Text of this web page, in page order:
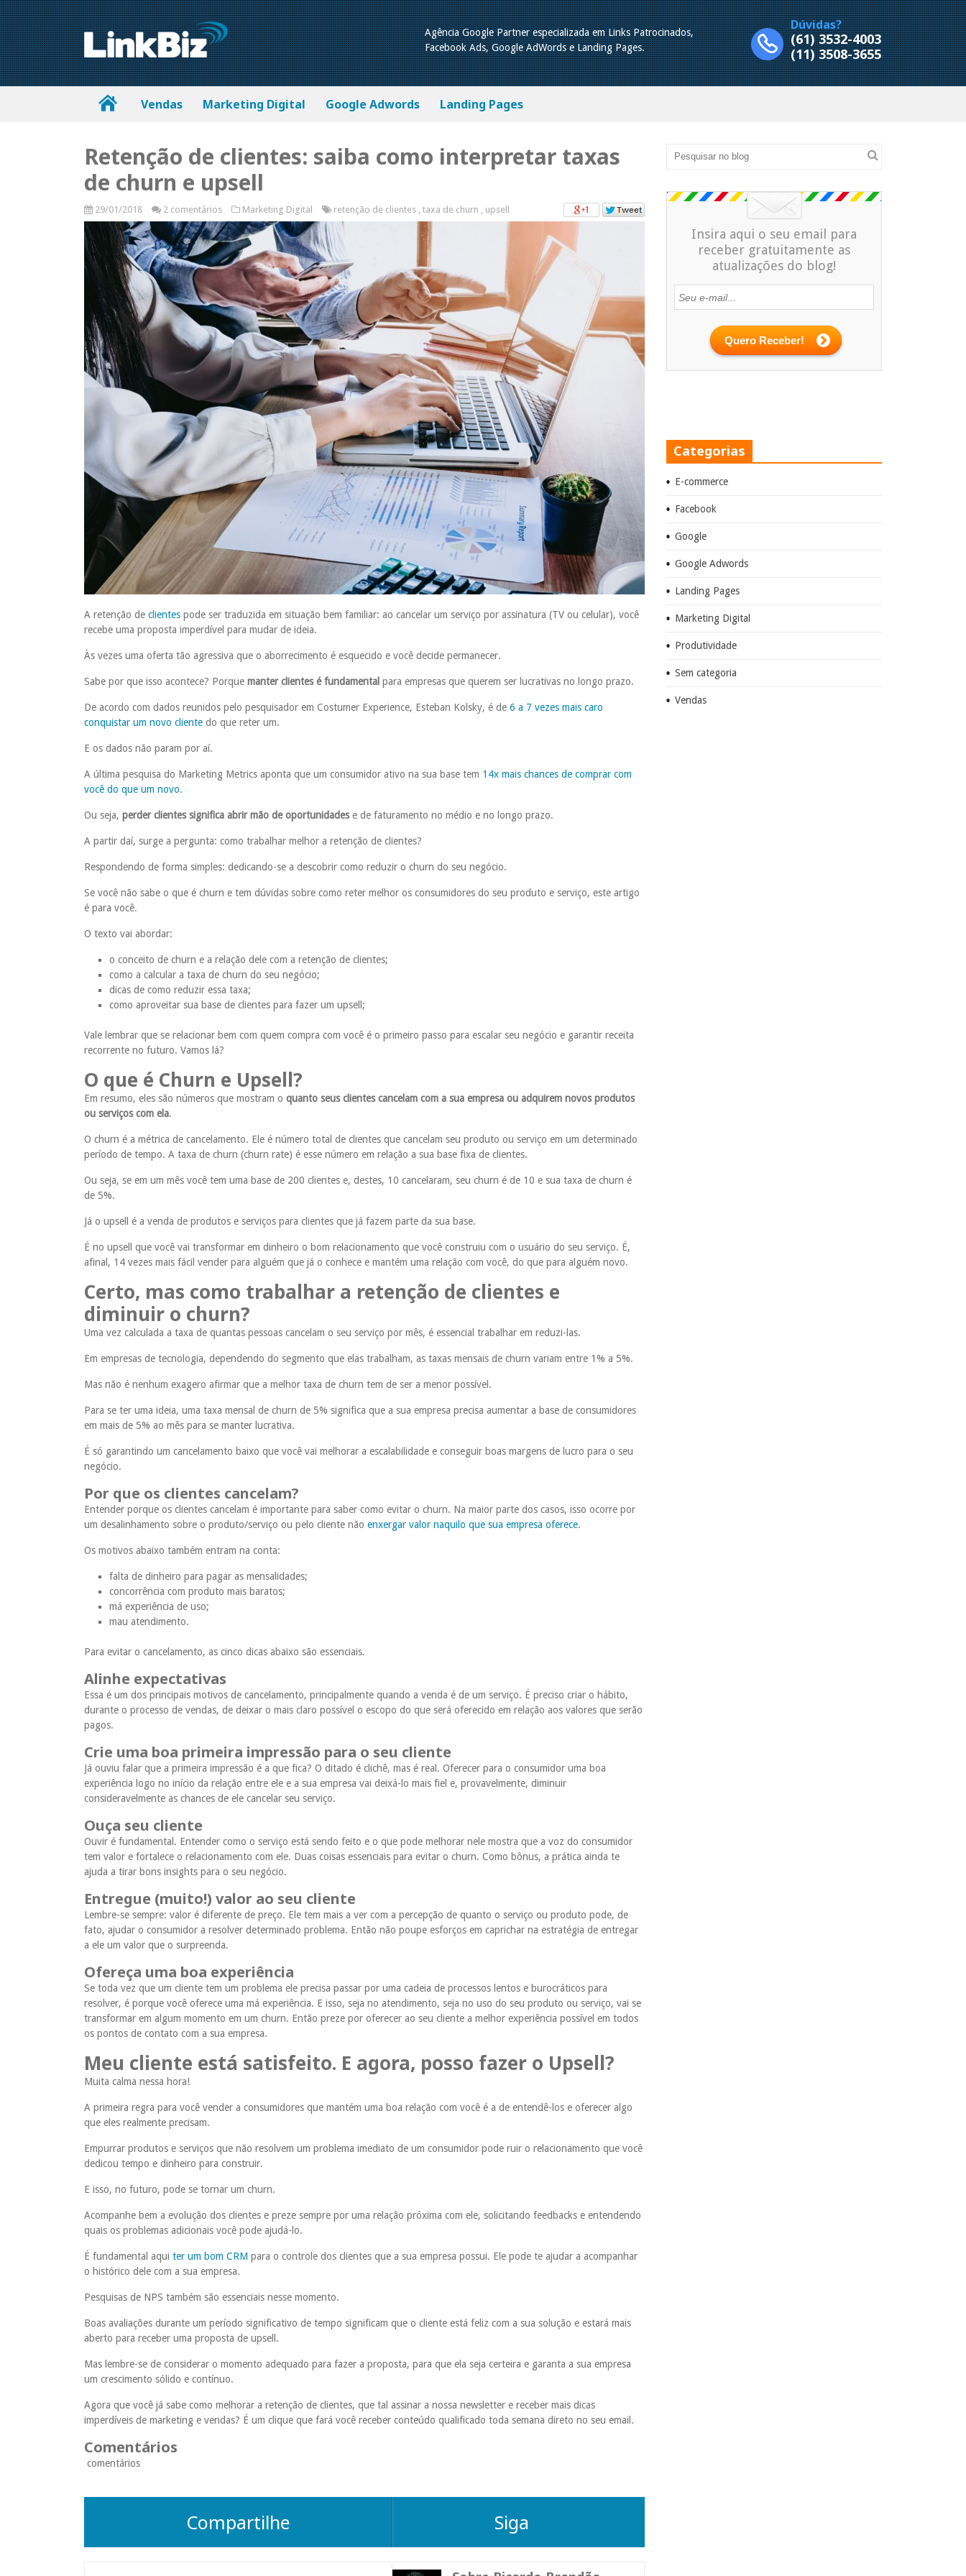
Agência Google Partner especializada em Links Patrocinados,
Facebook Ads, Google AdWords e Landing Pages.
Dúvidas?
(61) 3532-4003
(11) 3508-3655
Vendas Marketing Digital Google Adwords Landing Pages
Retenção de clientes: saiba como interpretar taxas
de churn e upsell
29/01/2018 2 comentários Marketing Digital retenção de clientes , taxa de churn , upsell
A retenção de clientes pode ser traduzida em situação bem familiar: ao cancelar um serviço por assinatura (TV ou celular), você
recebe uma proposta imperdível para mudar de ideia.
Às vezes uma oferta tão agressiva que o aborrecimento é esquecido e você decide permanecer.
Sabe por que isso acontece? Porque manter clientes é fundamental para empresas que querem ser lucrativas no longo prazo.
De acordo com dados reunidos pelo pesquisador em Costumer Experience, Esteban Kolsky, é de 6 a 7 vezes mais caro
conquistar um novo cliente do que reter um.
E os dados não param por aí.
A última pesquisa do Marketing Metrics aponta que um consumidor ativo na sua base tem 14x mais chances de comprar com
você do que um novo.
Ou seja, perder clientes significa abrir mão de oportunidadese de faturamento no médio e no longo prazo.
A partir daí, surge a pergunta: como trabalhar melhor a retenção de clientes?
Respondendo de forma simples: dedicando-se a descobrir como reduzir o churn do seu negócio.
Se você não sabe o que é churn e tem dúvidas sobre como reter melhor os consumidores do seu produto e serviço, este artigo
é para você.
O texto vai abordar:
o conceito de churn e a relação dele com a retenção de clientes;
como a calcular a taxa de churn do seu negócio;
dicas de como reduzir essa taxa;
como aproveitar sua base de clientes para fazer um upsell;
Vale lembrar que se relacionar bem com quem compra com você é o primeiro passo para escalar seu negócio e garantir receita
recorrente no futuro. Vamos lá?
O que é Churn e Upsell?
Em resumo, eles são números que mostram o quanto seus clientes cancelam com a sua empresa ou adquirem novos produtos
ou serviços com ela.
O churn é a métrica de cancelamento. Ele é número total de clientes que cancelam seu produto ou serviço em um determinado
período de tempo. A taxa de churn (churn rate) é esse número em relação a sua base fixa de clientes.
Ou seja, se em um mês você tem uma base de 200 clientes e, destes, 10 cancelaram, seu churn é de 10 e sua taxa de churn é
de 5%.
Já o upsell é a venda de produtos e serviços para clientes que já fazem parte da sua base.
É no upsell que você vai transformar em dinheiro o bom relacionamento que você construiu com o usuário do seu serviço. É,
afinal, 14 vezes mais fácil vender para alguém que já o conhece e mantém uma relação com você, do que para alguém novo.
Certo, mas como trabalhar a retenção de clientes e
diminuir o churn?
Uma vez calculada a taxa de quantas pessoas cancelam o seu serviço por mês, é essencial trabalhar em reduzi-las.
Em empresas de tecnologia, dependendo do segmento que elas trabalham, as taxas mensais de churn variam entre 1% a 5%.
Mas não é nenhum exagero afirmar que a melhor taxa de churn tem de ser a menor possível.
Para se ter uma ideia, uma taxa mensal de churn de 5% significa que a sua empresa precisa aumentar a base de consumidores
em mais de 5% ao mês para se manter lucrativa.
É só garantindo um cancelamento baixo que você vai melhorar a escalabilidade e conseguir boas margens de lucro para o seu
negócio.
Por que os clientes cancelam?
Entender porque os clientes cancelam é importante para saber como evitar o churn. Na maior parte dos casos, isso ocorre por
um desalinhamento sobre o produto/serviço ou pelo cliente não enxergar valor naquilo que sua empresa oferece.
Os motivos abaixo também entram na conta:
falta de dinheiro para pagar as mensalidades;
concorrência com produto mais baratos;
má experiência de uso;
mau atendimento.
Para evitar o cancelamento, as cinco dicas abaixo são essenciais.
Alinhe expectativas
Essa é um dos principais motivos de cancelamento, principalmente quando a venda é de um serviço. É preciso criar o hábito,
durante o processo de vendas, de deixar o mais claro possível o escopo do que será oferecido em relação aos valores que serão
pagos.
Crie uma boa primeira impressão para o seu cliente
Já ouviu falar que a primeira impressão é a que fica? O ditado é clichê, mas é real. Oferecer para o consumidor uma boa
experiência logo no início da relação entre ele e a sua empresa vai deixá-lo mais fiel e, provavelmente, diminuir
consideravelmente as chances de ele cancelar seu serviço.
Ouça seu cliente
Ouvir é fundamental. Entender como o serviço está sendo feito e o que pode melhorar nele mostra que a voz do consumidor
tem valor e fortalece o relacionamento com ele. Duas coisas essenciais para evitar o churn. Como bônus, a prática ainda te
ajuda a tirar bons insights para o seu negócio.
Entregue (muito!) valor ao seu cliente
Lembre-se sempre: valor é diferente de preço. Ele tem mais a ver com a percepção de quanto o serviço ou produto pode, de
fato, ajudar o consumidor a resolver determinado problema. Então não poupe esforços em caprichar na estratégia de entregar
a ele um valor que o surpreenda.
Ofereça uma boa experiência
Se toda vez que um cliente tem um problema ele precisa passar por uma cadeia de processos lentos e burocráticos para
resolver, é porque você oferece uma má experiência. E isso, seja no atendimento, seja no uso do seu produto ou serviço, vai se
transformar em algum momento em um churn. Então preze por oferecer ao seu cliente a melhor experiência possível em todos
os pontos de contato com a sua empresa.
Meu cliente está satisfeito. E agora, posso fazer o Upsell?
Muita calma nessa hora!
A primeira regra para você vender a consumidores que mantém uma boa relação com você é a de entendê-los e oferecer algo
que eles realmente precisam.
Empurrar produtos e serviços que não resolvem um problema imediato de um consumidor pode ruir o relacionamento que você
dedicou tempo e dinheiro para construir.
E isso, no futuro, pode se tornar um churn.
Acompanhe bem a evolução dos clientes e preze sempre por uma relação próxima com ele, solicitando feedbacks e entendendo
quais os problemas adicionais você pode ajudá-lo.
É fundamental aqui ter um bom CRM para o controle dos clientes que a sua empresa possui. Ele pode te ajudar a acompanhar
o histórico dele com a sua empresa.
Pesquisas de NPS também são essenciais nesse momento.
Boas avaliações durante um período significativo de tempo significam que o cliente está feliz com a sua solução e estará mais
aberto para receber uma proposta de upsell.
Mas lembre-se de considerar o momento adequado para fazer a proposta, para que ela seja certeira e garanta a sua empresa
um crescimento sólido e contínuo.
Agora que você já sabe como melhorar a retenção de clientes, que tal assinar a nossa newsletter e receber mais dicas
imperdíveis de marketing e vendas? É um clique que fará você receber conteúdo qualificado toda semana direto no seu email.
Comentários
comentários
Compartilhe Siga
Insira aqui o seu email para
receber gratuitamente as
atualizações do blog!
Categorias
E-commerce
Facebook
Google
Google Adwords
Landing Pages
Marketing Digital
Produtividade
Sem categoria
Vendas